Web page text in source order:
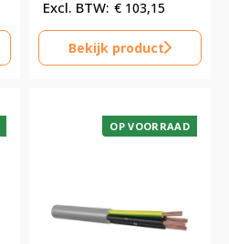
€ 103,15
Bekijk product
OP VOORRAAD